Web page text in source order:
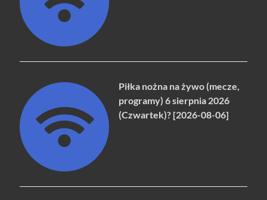
Piłka nożna na żywo (mecze,
programy) 6 sierpnia 2026
(Czwartek)? [2026-08-06]